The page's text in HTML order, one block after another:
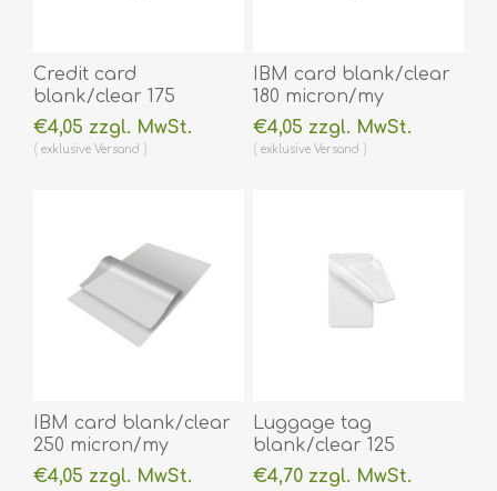
Credit card
blank/clear 175
micron/my laminating
pouch 54 x 86 mm hot
€4,05 zzgl. MwSt.
exklusive Versand
IBM card blank/clear
180 micron/my
laminating pouch 59 x
83 mm hot lamination
€4,05 zzgl. MwSt.
exklusive Versand
IBM card blank/clear
250 micron/my
laminating pouch 59 x
€4,05 zzgl. MwSt.
Luggage tag
blank/clear 125
micron/my laminating
€4,70 zzgl. MwSt.